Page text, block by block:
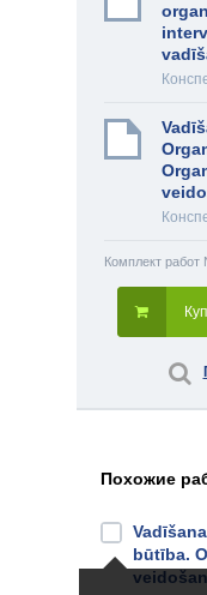
Комплект работ
Похожие
būtība.